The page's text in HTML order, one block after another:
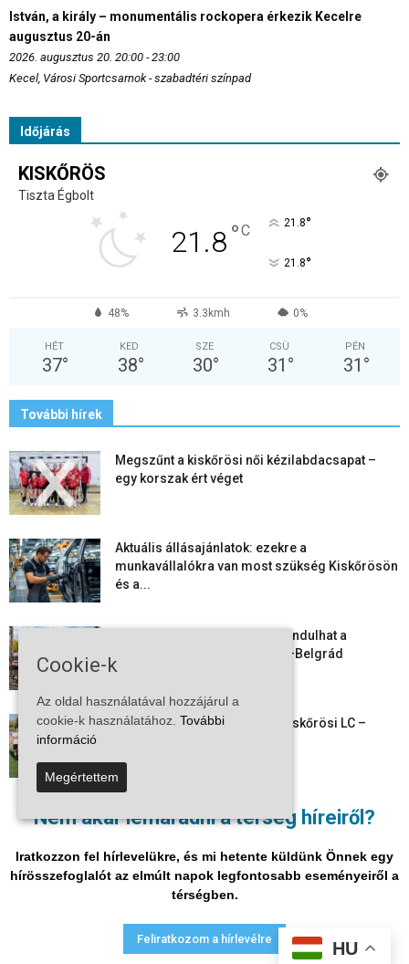
Nem akar lemaradni a térség híreiről?
Iratkozzon fel hírlevelükre, és mi hetente küldünk Önnek egy
hírösszefoglalót az elmúlt napok legfontosabb eseményeiről a
térségben.
Feliratkozom a hírlevélre
István, a király – monumentális rockopera érkezik Kecelre
augusztus 20-án
2026. augusztus 20. 20:00 - 23:00
Kecel, Városi Sportcsarnok - szabadtéri színpad
Időjárás
KISKŐRÖS
Tiszta Égbolt
21.8°C 21.8°
21.8°
48% 3.3kmh 0%
HÉT
37°
KED
38°
SZE
30°
CSÜ
31 °
PÉN
31 °
További hírek
Megszűnt a kiskőrösi női kézilabdacsapat –
egy korszak ért véget
Aktuális állásajánlatok: ezekre a
munkavállalókra van most szükség Kiskőrösön
és a...
Vitézy Dávid: már ősszel újraindulhat a
személyszállítás a Budapest–Belgrád
vasútvonalon
Megkezdte a felkészülést a Kiskőrösi LC –
Mi történik Európa felett? Ezért nem tud
szabadulni a kontinens a...
Adatvédelmi nyilatkozat Médiaajánlat Impresszum
HU
Cookie-k
Az oldal használatával hozzájárul a
cookie-k használatához. További
információ
Megértettem